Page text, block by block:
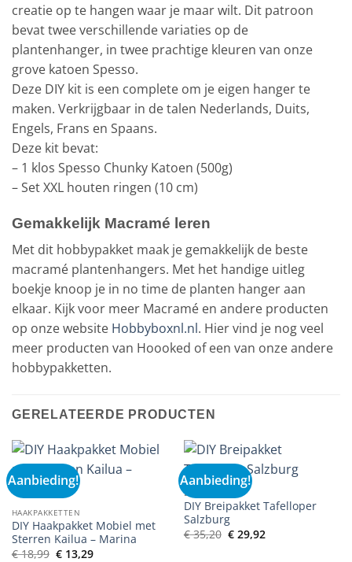
creatie op te hangen waar je maar wilt. Dit patroon
bevat twee verschillende variaties op de
plantenhanger, in twee prachtige kleuren van onze
grove katoen Spesso.
Deze DIY kit is een complete om je eigen hanger te
maken. Verkrijgbaar in de talen Nederlands, Duits,
Engels, Frans en Spaans.
Deze kit bevat:
– 1 klos Spesso Chunky Katoen (500g)
– Set XXL houten ringen (10 cm)
Gemakkelijk Macramé leren
Met dit hobbypakket maak je gemakkelijk de beste
macramé plantenhangers. Met het handige uitleg
boekje knoop je in no time de planten hanger aan
elkaar. Kijk voor meer Macramé en andere producten
op onze website Hobbyboxnl.nl. Hier vind je nog veel
meer producten van Hoooked of een van onze andere
hobbypakketten.
GERELATEERDE PRODUCTEN
Aanbieding!
HAAKPAKKETTEN
DIY Haakpakket Mobiel met
Sterren Kailua – Marina
€18,99 Oorspronkelijke
€13,29Huidige
Aanbieding!
DIY PAKKET
DIY Breipakket Tafelloper
Salzburg
€35,20 Oorspronkelijke
prijs
€29,92Huidige
prijs